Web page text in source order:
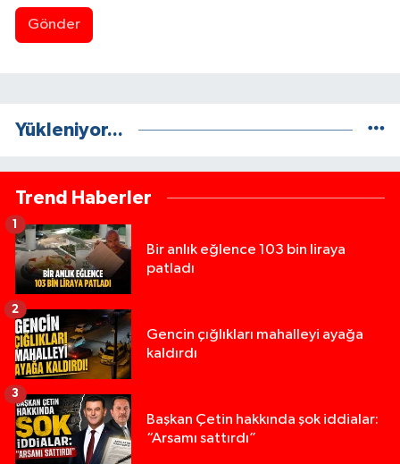
Gönder
Yükleniyor...
Trend Haberler
Bir anlık eğlence 103 bin liraya
patladı
1
Gencin çığlıkları mahalleyi ayağa
kaldırdı
2
Başkan Çetin hakkında şok iddialar:
“Arsamı sattırdı”
3